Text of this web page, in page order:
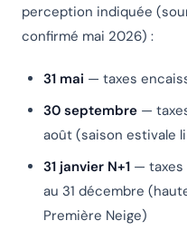
perception indiquée
confirmé mai 2026) :
31 mai — taxes
30 septembre —
août (saison estivale
31 janvier N+1 — taxes
au 31 décembre
Première Neige)